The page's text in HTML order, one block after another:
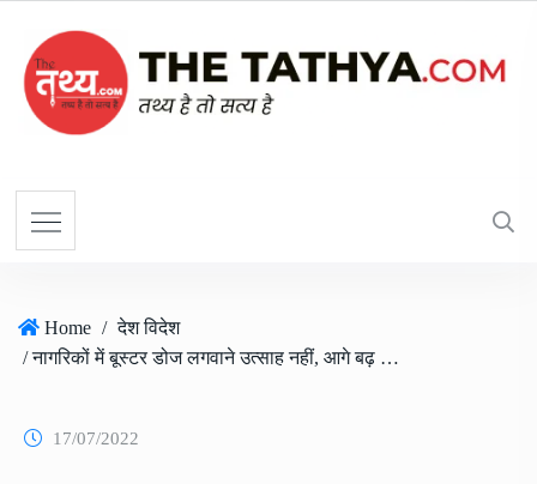
Home / देश विदेश
/ नागरिकों में बूस्टर डोज लगवाने उत्साह नहीं, आगे बढ़ न जाए मुसीबत
17/07/2022